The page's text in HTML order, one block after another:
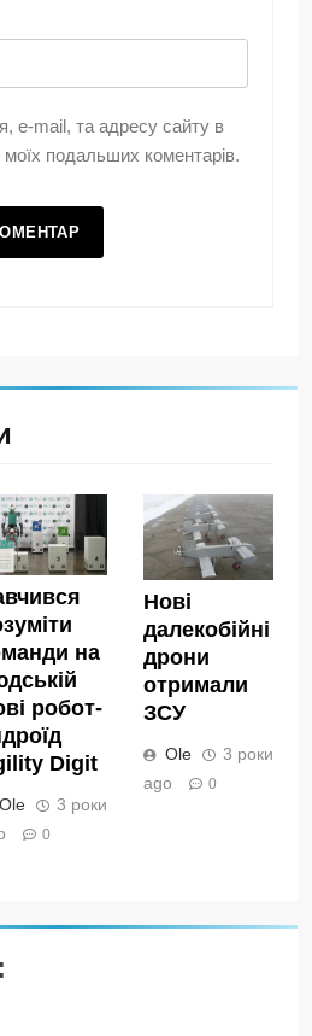
e-mail, та адресу сайту в
подальших коментарів.
на
робот-
Digit
Ole
3 роки
0
Нові
далекобійні
дрони
отримали
ЗСУ
Ole
3 роки
ago
0